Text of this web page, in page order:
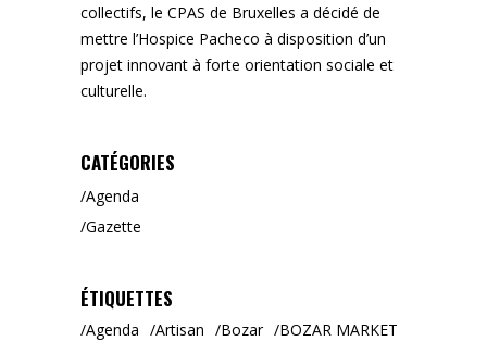
collectifs, le CPAS de Bruxelles a décidé de
mettre l’Hospice Pacheco à disposition d’un
projet innovant à forte orientation sociale et
culturelle.
CATÉGORIES
Agenda
Gazette
ÉTIQUETTES
Agenda Artisan Bozar
BOZAR MARKET